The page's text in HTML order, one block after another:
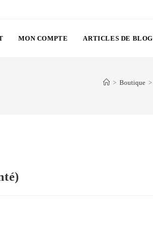
MON COMPTE ARTICLES DE BLOG
> Boutique >